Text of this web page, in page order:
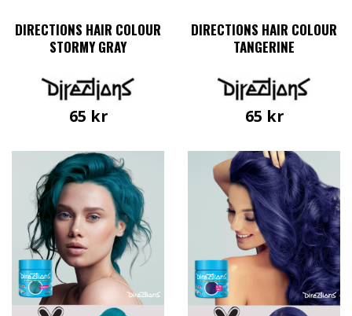
DIRECTIONS HAIR COLOUR
STORMY GRAY
65 kr
DIRECTIONS HAIR COLOUR
TANGERINE
65 kr